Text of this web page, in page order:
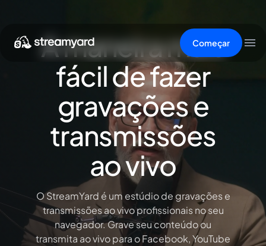
Começar
A maneira mais
fácil de fazer
gravações e
transmissões
ao vivo
O StreamYard é um estúdio de gravações e
transmissões ao vivo profissionais no seu
navegador. Grave seu conteúdo ou
transmita ao vivo para o Facebook, YouTube